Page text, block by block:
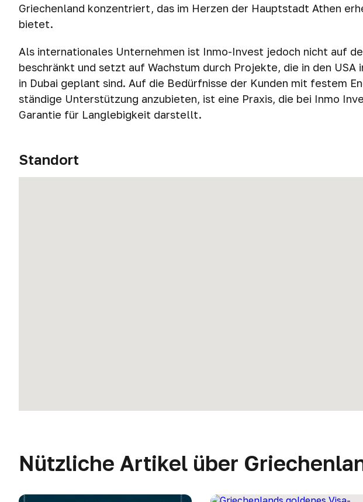
Griechenland konzentriert, das im Herzen der Hauptstadt Athen
bietet.
Als internationales Unternehmen ist Inmo-Invest jedoch nicht auf
beschränkt und setzt auf Wachstum durch Projekte, die in den USA
in Dubai geplant sind. Auf die Bedürfnisse der Kunden mit festem
ständige Unterstützung anzubieten, ist eine Praxis, die bei Inmo
Garantie für Langlebigkeit darstellt.
Standort
Nützliche Artikel über